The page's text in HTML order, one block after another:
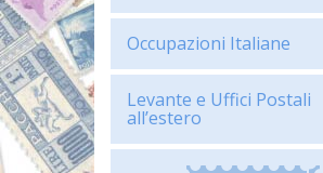
Occupazioni Italiane
Levante e Uffici Postali
all’estero